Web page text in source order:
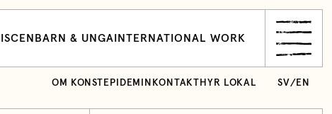
SCEN BARN & UNGA INTERNATIONAL WORK
OM KONSTEPIDEMIN KONTAKT HYR LOKAL SV/ EN